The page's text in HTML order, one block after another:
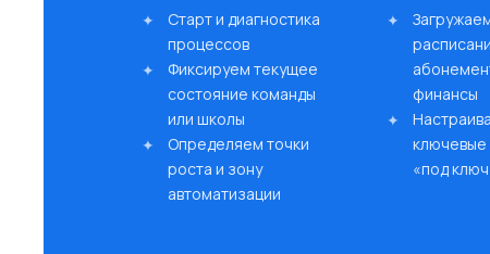
Старт и диагностика
процессов
Фиксируем текущее
состояние команды
или школы
Определяем точки
роста и зону
автоматизации
финансы
«под